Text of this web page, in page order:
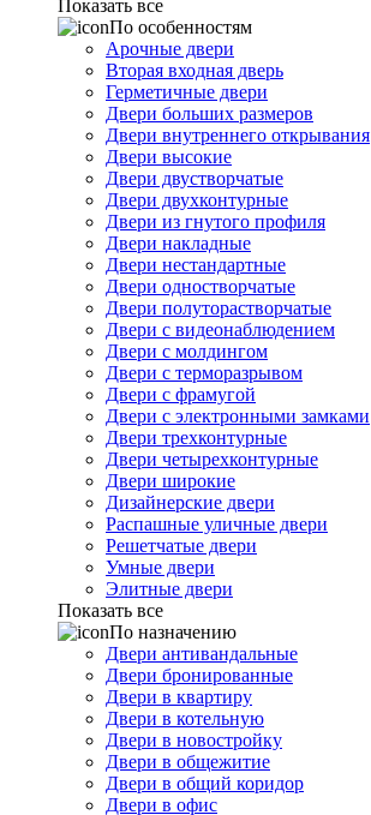
Показать все
По особенностям
Арочные двери
Вторая входная дверь
Герметичные двери
Двери больших размеров
Двери внутреннего открывания
Двери высокие
Двери двустворчатые
Двери двухконтурные
Двери из гнутого профиля
Двери накладные
Двери нестандартные
Двери одностворчатые
Двери полуторастворчатые
Двери с видеонаблюдением
Двери с молдингом
Двери с терморазрывом
Двери с фрамугой
Двери с электронными замками
Двери трехконтурные
Двери четырехконтурные
Двери широкие
Дизайнерские двери
Распашные уличные двери
Решетчатые двери
Умные двери
Элитные двери
Показать все
По назначению
Двери антивандальные
Двери бронированные
Двери в квартиру
Двери в котельную
Двери в новостройку
Двери в общежитие
Двери в общий коридор
Двери в офис